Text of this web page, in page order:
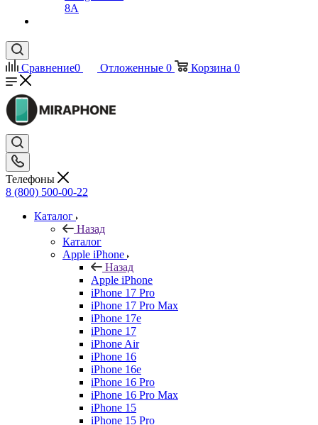
8A
Сравнение0 Отложенные 0 Корзина 0
Телефоны
8 (800) 500-00-22
Каталог
Назад
Каталог
Apple iPhone
Назад
Apple iPhone
iPhone 17 Pro
iPhone 17 Pro Max
iPhone 17e
iPhone 17
iPhone Air
iPhone 16
iPhone 16e
iPhone 16 Pro
iPhone 16 Pro Max
iPhone 15
iPhone 15 Pro